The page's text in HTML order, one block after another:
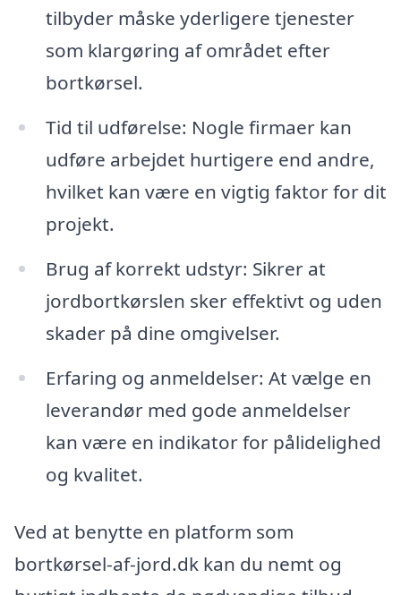
tilbyder måske yderligere tjenester
som klargøring af området efter
bortkørsel.
Tid til udførelse: Nogle firmaer kan
udføre arbejdet hurtigere end andre,
hvilket kan være en vigtig faktor for dit
projekt.
Brug af korrekt udstyr: Sikrer at
jordbortkørslen sker effektivt og uden
skader på dine omgivelser.
Erfaring og anmeldelser: At vælge en
leverandør med gode anmeldelser
kan være en indikator for pålidelighed
og kvalitet.
Ved at benytte en platform som
bortkørsel-af-jord.dk kan du nemt og